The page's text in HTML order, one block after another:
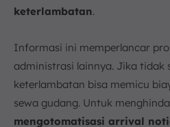
keterlambatan.
Informasi ini memperlancar
administrasi lainnya. Jika tidak
keterlambatan bisa memicu
sewa gudang. Untuk
mengotomatisasi arrival